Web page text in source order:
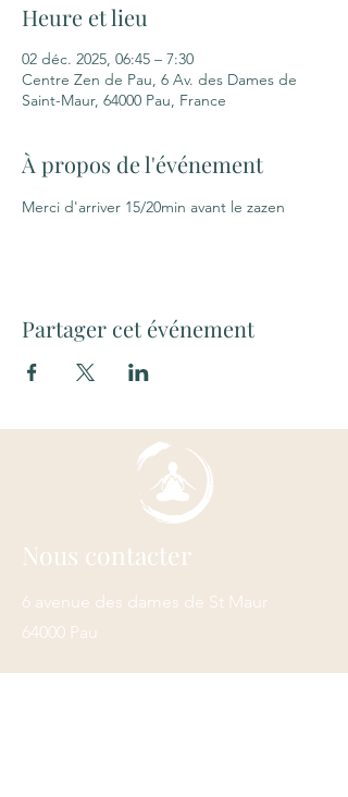
Heure et lieu
02 déc. 2025, 06:45 – 7:30
Centre Zen de Pau, 6 Av. des Dames de
Saint-Maur, 64000 Pau, France
À propos de l'événement
Merci d'arriver 15/20min avant le zazen
Partager cet événement
Nous contacter
6 avenue des dames de St Maur
64000 Pau